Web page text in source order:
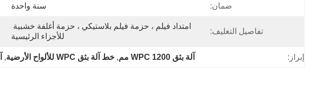
ضمان: سنة واحدة
تفاصيل التغليف:
للأجزاء الرئيسية
إبراز: آلة بثق WPC 1200 مم , خط آلة بثق WPC للألواح الأرضية ,